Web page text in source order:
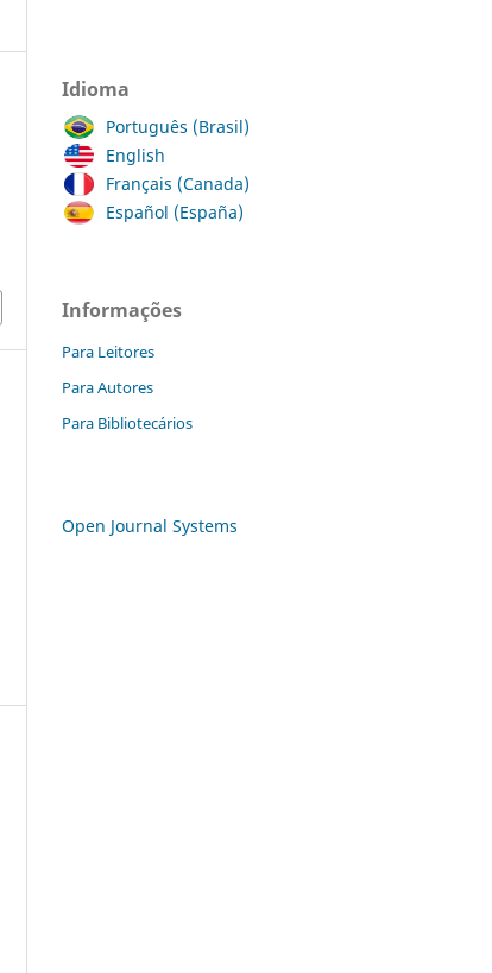
Idioma
Português (Brasil)
English
Français (Canada)
Español (España)
Informações
Para Leitores
Para Autores
Para Bibliotecários
Open Journal Systems